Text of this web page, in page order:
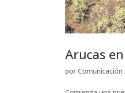
Arucas
porComunicación